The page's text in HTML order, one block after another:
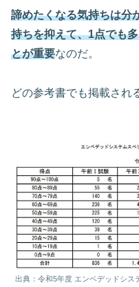
諦めたくなる気持ちは分
持ちを抑えて、1点でも
とが重要なのだ。
どの参考書でも掲載され
出典：令和5年度 エンベデッドシ